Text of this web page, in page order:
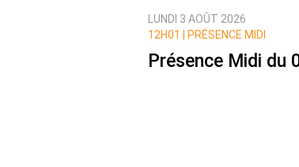
Prévenez-moi de tous
LUNDI 3 AOÛT 2026
12H01 |
PRÉSENCE MIDI
Présence Midi du